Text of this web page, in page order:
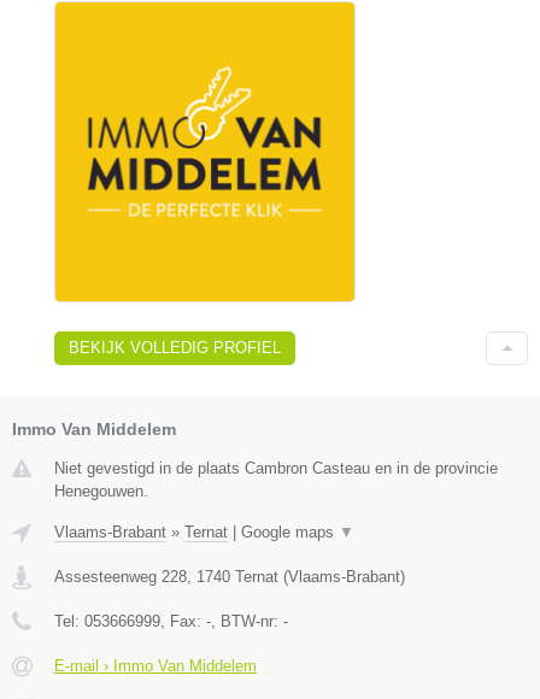
BEKIJK VOLLEDIG PROFIEL
Immo Van Middelem
Niet gevestigd in de plaats Cambron Casteau en in de provincie
Henegouwen.
Vlaams-Brabant » Ternat Google maps ▼
Assesteenweg 228 1740 Ternat (Vlaams-Brabant)
Tel: 053666999 , Fax: - , BTW-nr: -
E-mail › Immo Van Middelem